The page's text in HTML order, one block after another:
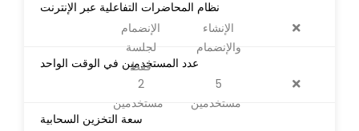
نظام المحاضرات التفاعلية عبر الإنترنت
عدد المستخدمين في الوقت الواحد
سعة التخزين السحابية
الإنشاء
والإنضمام
5
مستخدمين
الإنضمام
لجلسة
فقط
2
مستخدمين